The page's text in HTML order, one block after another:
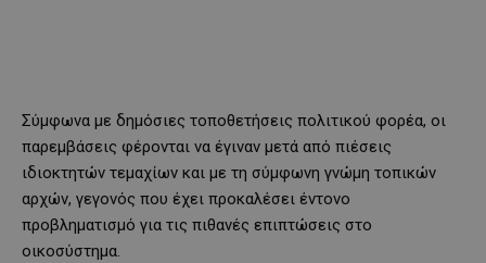
Σύμφωνα με δημόσιες τοποθετήσεις πολιτικού φορέα, οι
παρεμβάσεις φέρονται να έγιναν μετά από πιέσεις
ιδιοκτητών τεμαχίων και με τη σύμφωνη γνώμη τοπικών
αρχών, γεγονός που έχει προκαλέσει έντονο
προβληματισμό για τις πιθανές επιπτώσεις στο
οικοσύστημα.